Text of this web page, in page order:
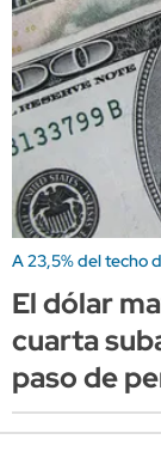
A 23,5% del techo
El dólar
cuarta
paso de